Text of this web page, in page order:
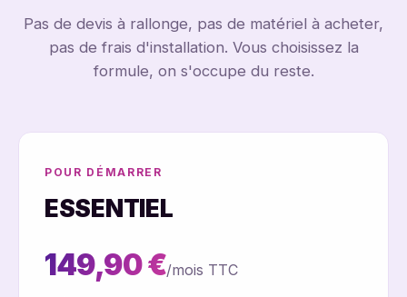
Pas de devis à rallonge, pas de matériel à acheter,
pas de frais d'installation. Vous choisissez la
formule, on s'occupe du reste.
POUR DÉMARRER
ESSENTIEL
149,90 €/mois TTC